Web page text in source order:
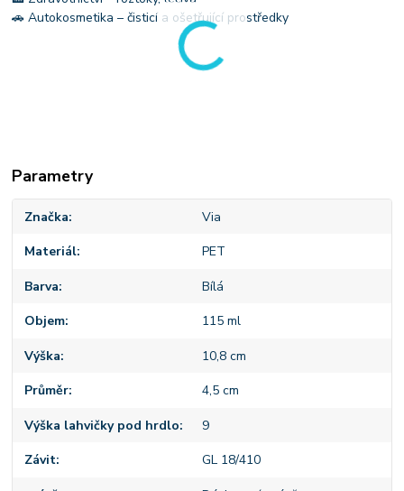
🚗 Autokosmetika – čisticí a ošetřující prostředky
Parametry
Značka Via
Materiál PET
Barva Bílá
Objem 115 ml
Výška 10,8 cm
Průměr 4,5 cm
Výška lahvičky pod hrdlo 9
Závit GL 18/410